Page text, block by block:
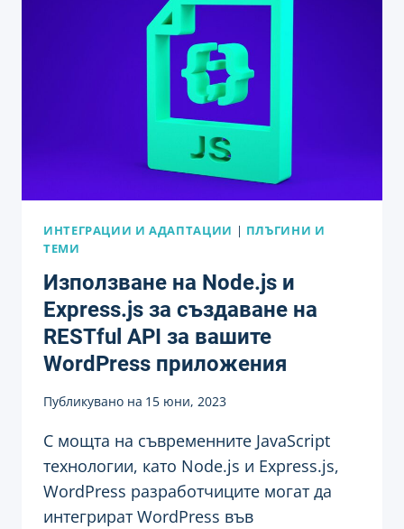
СТЪПКИ,
ПОЛЗИ
ПРЕДИЗВИКАТЕЛСТВА
ИНТЕГРАЦИИ И АДАПТАЦИИ | ПЛЪГИНИ И
ТЕМИ
Използване на Node.js и
Express.js за създаване на
RESTful API за вашите
WordPress приложения
Публикувано на 15 юни, 2023
С мощта на съвременните JavaScript
технологии, като Node.js и Express.js,
WordPress разработчиците могат да
интегрират WordPress във